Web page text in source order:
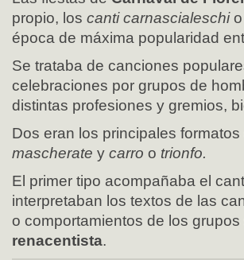
propio, los canti carnascialeschi
época de máxima popularidad
Se trataba de canciones
celebraciones por grupos de
distintas profesiones y gremios,
Dos eran los principales
mascherate y carro o trionfo.
El primer tipo acompañaba el
interpretaban los textos de las
o comportamientos de los
renacentista.